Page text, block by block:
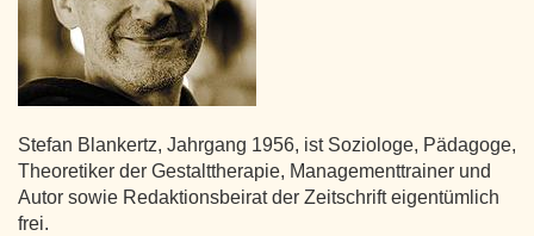
Stefan Blankertz, Jahrgang 1956, ist Soziologe, Pädagoge,
Theoretiker der Gestalttherapie, Managementtrainer und
Autor sowie Redaktionsbeirat der Zeitschrift eigentümlich
frei.